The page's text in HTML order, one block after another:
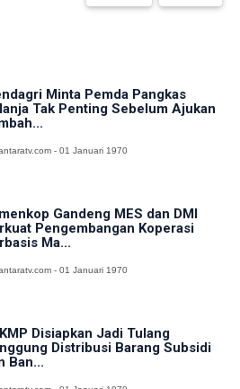
Minta Pemda Pangkas
Tak Penting Sebelum Ajukan
- 01 Januari 1970
Gandeng MES dan DMI
Pengembangan Koperasi
Ma...
- 01 Januari 1970
Disiapkan Jadi Tulang
Distribusi Barang Subsidi
Ban...